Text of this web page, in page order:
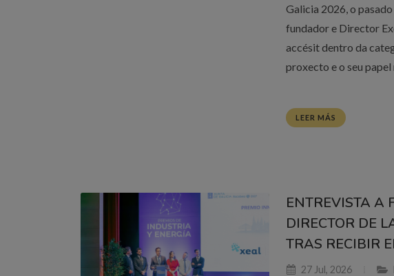
Galicia 2026, o
fundador e Director
accésit dentro da
proxecto e o seu
LEER MÁS
ENTREVISTA A
DIRECTOR DE
TRAS RECIBIR
27 Jul, 2026